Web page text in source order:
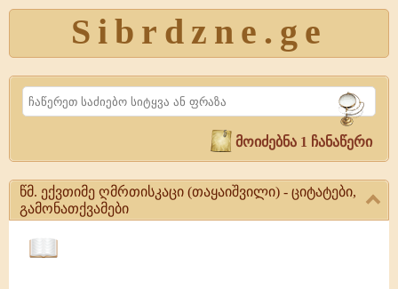
Sibrdzne.ge
Search
მოიძებნა 1 ჩანაწერი
წმ. ექვთიმე ღმრთისკაცი (თაყაიშვილი) - ციტატები,
გამონათქვამები
ექვთიმე